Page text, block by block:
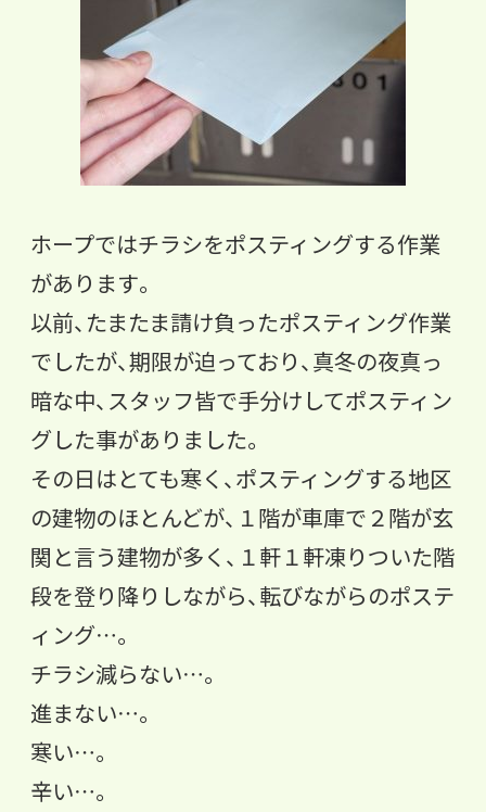
ホープではチラシをポスティングする作業
があります。
以前、たまたま請け負ったポスティング作業
でしたが、期限が迫っており、真冬の夜真っ
暗な中、 スタッフ皆で手分けしてポスティン
グした事がありました。
その日はとても寒く、ポスティングする地区
の建物のほとんどが、 １階が車庫で２階が玄
関と言う建物が多く、 １軒１軒凍りついた階
段を登り降りしながら、転びながらのポステ
ィング…。
チラシ減らない…。
進まない…。
寒い…。
辛い…。